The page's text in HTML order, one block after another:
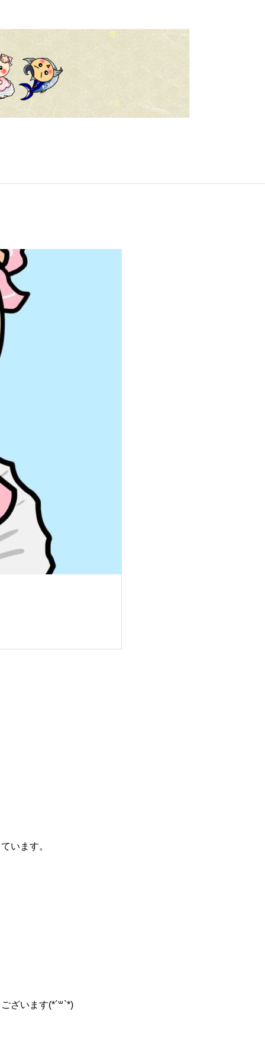
います。
ざいます(*´꒳`*)